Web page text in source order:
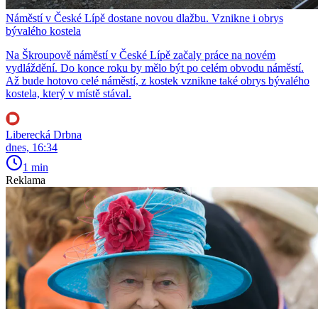
Náměstí v České Lípě dostane novou dlažbu. Vznikne i obrys
bývalého kostela
Na Škroupově náměstí v České Lípě začaly práce na novém
vydláždění. Do konce roku by mělo být po celém obvodu náměstí.
Až bude hotovo celé náměstí, z kostek vznikne také obrys bývalého
kostela, který v místě stával.
Liberecká Drbna
dnes, 16:34
1 min
Reklama